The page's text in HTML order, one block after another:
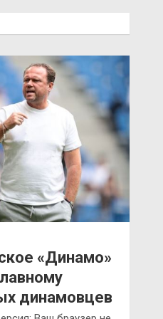
«Динамо»
динамовцев